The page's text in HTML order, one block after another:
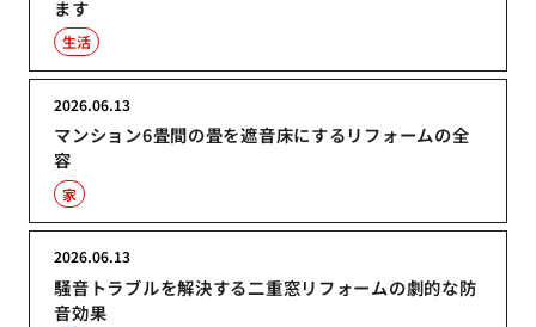
ます
生活
マンション6畳間の畳を遮音床にするリフォームの全
容
2026.06.13
家
騒音トラブルを解決する二重窓リフォームの劇的な防
音効果
2026.06.13